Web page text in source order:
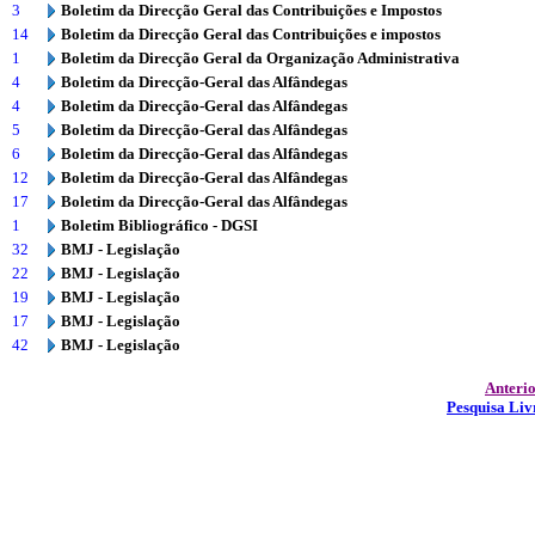
3
Boletim da Direcção Geral das Contribuições e Impostos
14
Boletim da Direcção Geral das Contribuições e impostos
1
Boletim da Direcção Geral da Organização Administrativa
4
Boletim da Direcção-Geral das Alfândegas
4
Boletim da Direcção-Geral das Alfândegas
5
Boletim da Direcção-Geral das Alfândegas
6
Boletim da Direcção-Geral das Alfândegas
12
Boletim da Direcção-Geral das Alfândegas
17
Boletim da Direcção-Geral das Alfândegas
1
Boletim Bibliográfico - DGSI
32
BMJ - Legislação
22
BMJ - Legislação
19
BMJ - Legislação
17
BMJ - Legislação
42
BMJ - Legislação
Pesquisa